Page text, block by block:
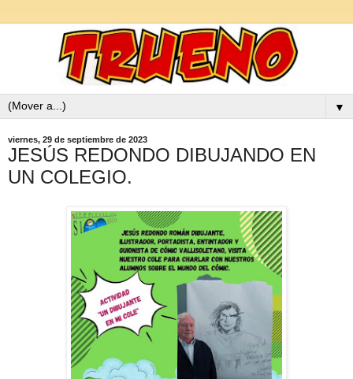
▼
viernes, 29 de septiembre de 2023
JESÚS REDONDO DIBUJANDO EN
UN COLEGIO.